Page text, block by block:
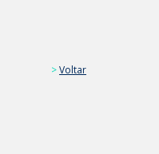
>Voltar